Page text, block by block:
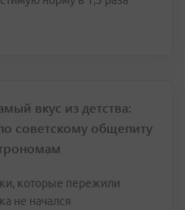
вкус из детства:
советскому общепиту
которые пережили
не начался